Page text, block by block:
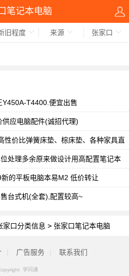
笔记本电脑
旧程度 来源 张家口
Y450A-T4400.便宜出售
供应电脑配件(诚招代理)
性价比弹簧床垫、棕床垫、各种家具直
处理多余原来做设计用高配置笔记本
的平板电脑本易M2 低价转让
台式机(全套),配置较高~
家口分类信息 > 张家口笔记本电脑
广告服务 联系我们
学问通